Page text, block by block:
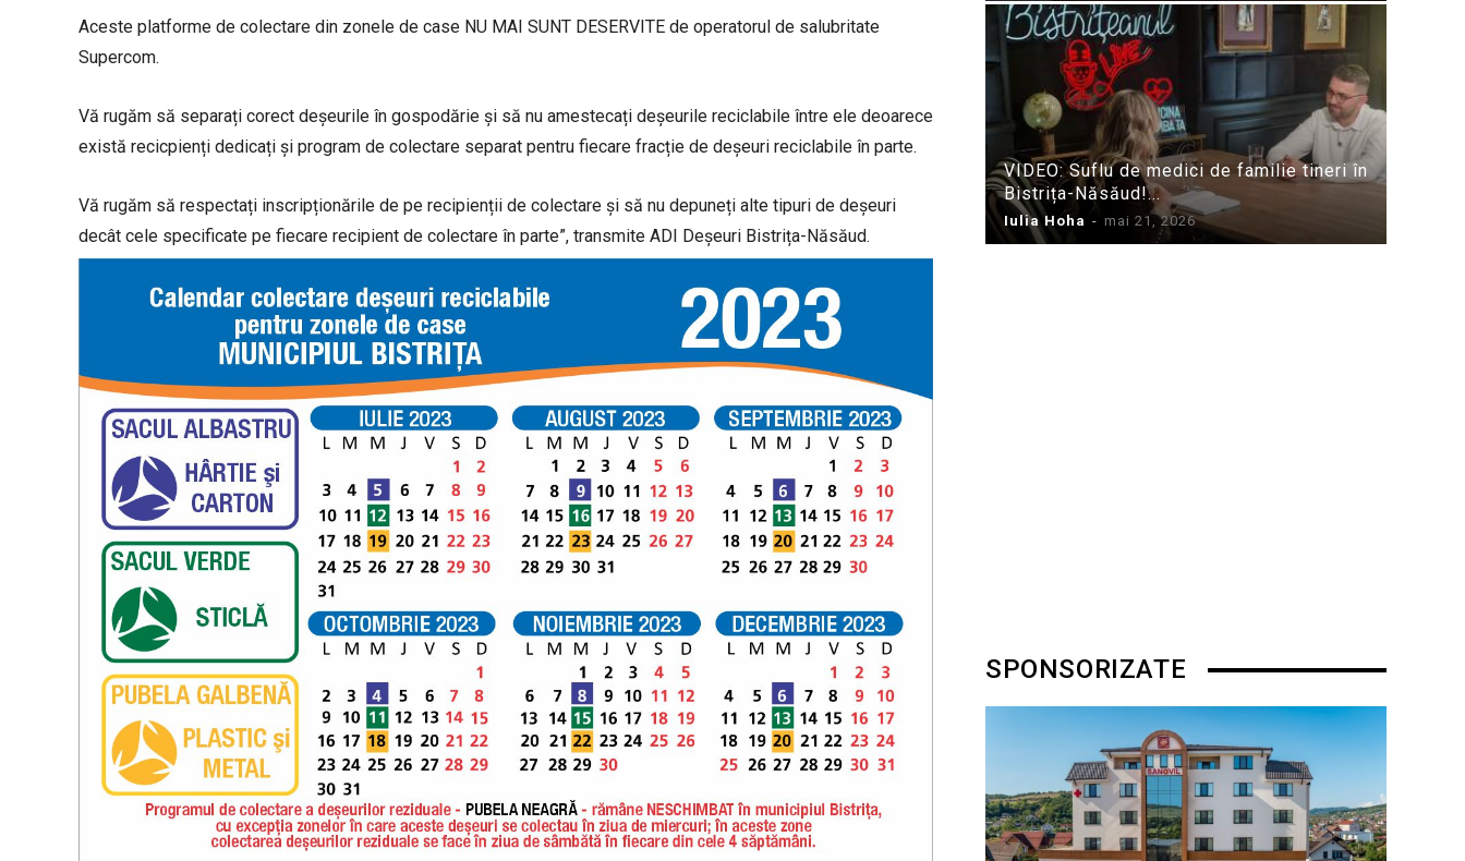
Aceste platforme de colectare din zonele de case NU MAI SUNT DESERVITE de operatorul de salubritate
Supercom.
Vă rugăm să separați corect deșeurile în gospodărie și să nu amestecați deșeurile reciclabile între ele deoarece
există recicpienți dedicați și program de colectare separat pentru fiecare fracție de deșeuri reciclabile în parte.
Vă rugăm să respectați inscripționările de pe recipienții de colectare și să nu depuneți alte tipuri de deșeuri
decât cele specificate pe fiecare recipient de colectare în parte”, transmite ADI Deșeuri Bistrița-Năsăud.
VIDEO: Suflu de medici de familie tineri în
Bistrița-Năsăud!...
Iulia Hoha - mai 21, 2026
SPONSORIZATE